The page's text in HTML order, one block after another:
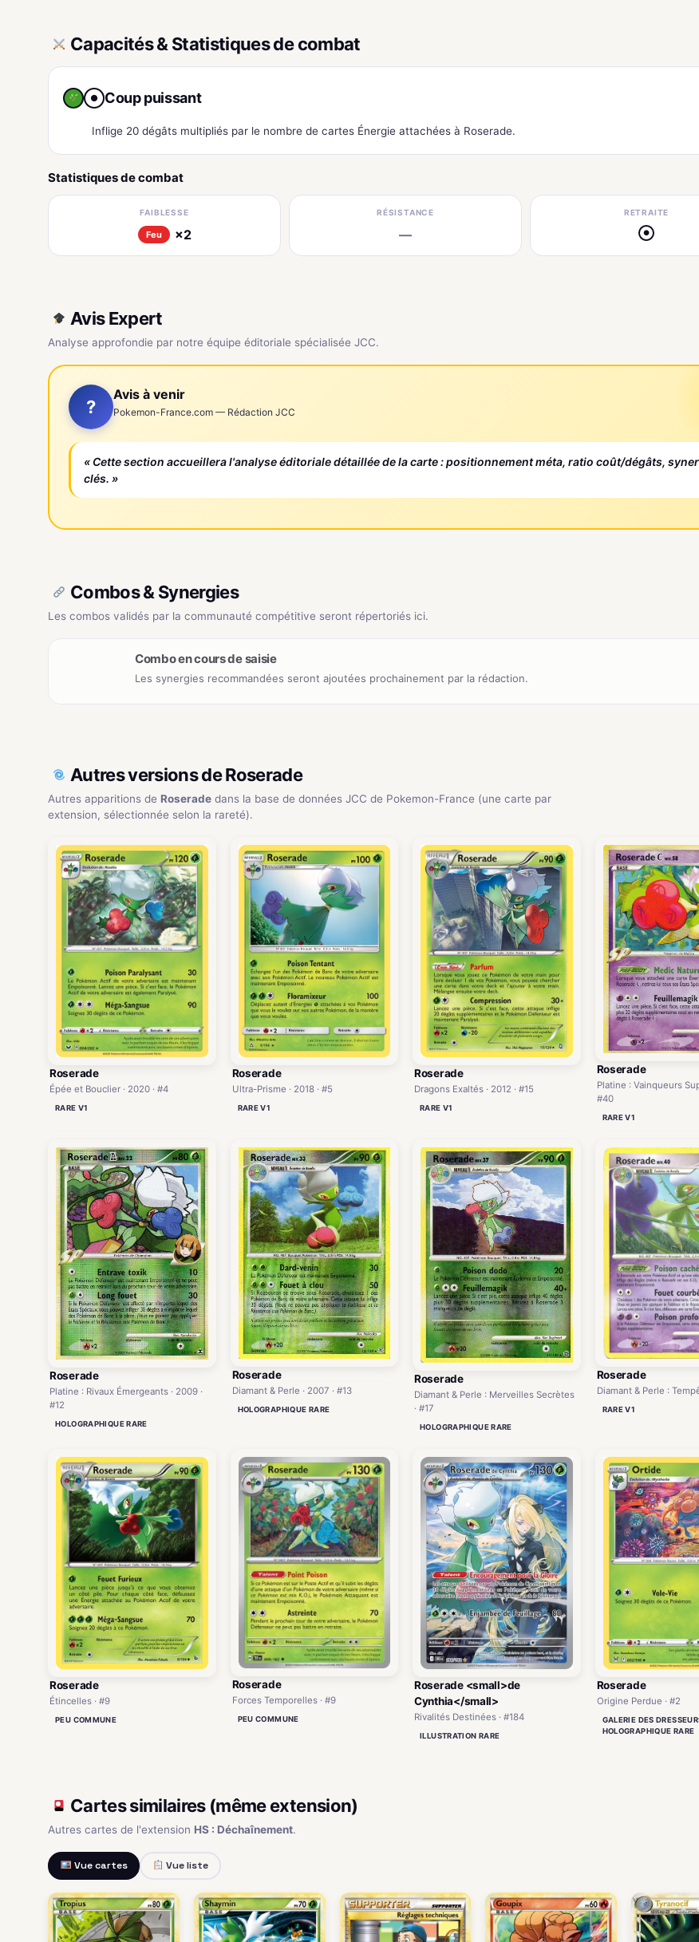
Capacités & Statistiques de combat
● Coup puissant
Inflige 20 dégâts multipliés par le nombre de cartes Énergie attachées à Roserade.
Statistiques de combat
FAIBLESSE
Feu ×2
RÉSISTANCE
—
RETRAITE
●
Avis Expert
Analyse approfondie par notre équipe éditoriale spécialisée JCC.
?
Avis à venir
Pokemon-France.com — Rédaction JCC
« Cette section accueillera l'analyse éditoriale détaillée de la carte : positionnement méta, ratio coût/dégâts,
clés. »
Combos & Synergies
Les combos validés par la communauté compétitive seront répertoriés ici.
Combo en cours de saisie
Les synergies recommandées seront ajoutées prochainement par la rédaction.
Autres versions de Roserade
Autres apparitions de Roserade dans la base de données JCC de Pokemon-France (une carte par
extension, sélectionnée selon la rareté).
Roserade
Épée et Bouclier · 2020 · #4
RARE V1
Roserade
Ultra-Prisme · 2018 · #5
RARE V1
Roserade
Dragons Exaltés · 2012 · #15
RARE V1
Roserade
Platine : Vainqueurs
#40
RARE V1
Roserade
Platine : Rivaux Émergeants · 2009 ·
#12
HOLOGRAPHIQUE RARE
Roserade
Diamant & Perle · 2007 · #13
HOLOGRAPHIQUE RARE
Roserade
Diamant & Perle : Merveilles Secrètes
· #17
HOLOGRAPHIQUE RARE
Roserade
Diamant & Perle :
RARE V1
Roserade
Étincelles · #9
PEU COMMUNE
Roserade
Forces Temporelles · #9
PEU COMMUNE
Roserade <small>de
Cynthia</small>
Rivalités Destinées · #184
ILLUSTRATION RARE
Roserade
Origine Perdue · #2
GALERIE DES
HOLOGRAPHIQUE RARE
Cartes similaires (même extension)
Autres cartes de l'extension HS : Déchaînement.
Vue cartes Vue liste